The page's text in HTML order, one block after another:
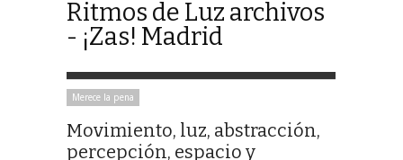
Ritmos de Luz archivos
- ¡Zas! Madrid
Merece la pena
Movimiento, luz, abstracción,
percepción, espacio y